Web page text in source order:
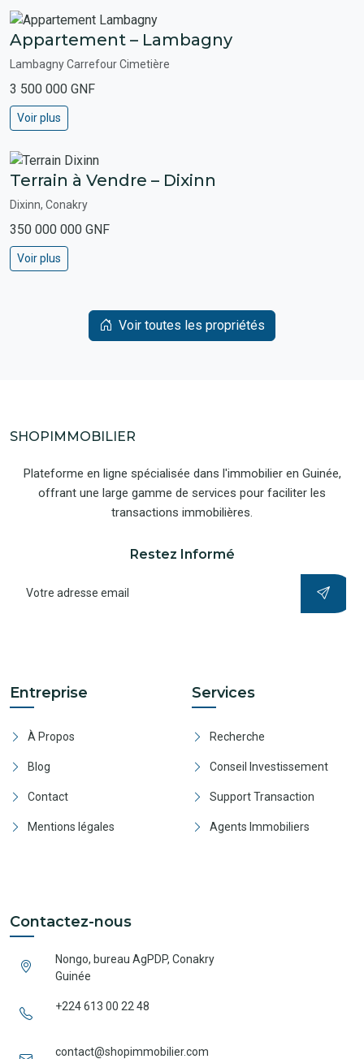
Appartement – Lambagny
Lambagny Carrefour Cimetière
3 500 000 GNF
Voir plus
Terrain à Vendre – Dixinn
Dixinn, Conakry
350 000 000 GNF
Voir plus
Voir toutes les propriétés
SHOPIMMOBILIER
Plateforme en ligne spécialisée dans l'immobilier en Guinée,
offrant une large gamme de services pour faciliter les
transactions immobilières.
Restez Informé
Entreprise
À Propos
Blog
Contact
Mentions légales
Services
Recherche
Conseil Investissement
Support Transaction
Agents Immobiliers
Contactez-nous
Nongo, bureau AgPDP, Conakry
Guinée
+224 613 00 22 48
contact@shopimmobilier.com